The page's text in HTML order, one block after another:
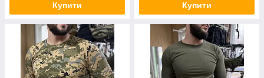
Купити Купити